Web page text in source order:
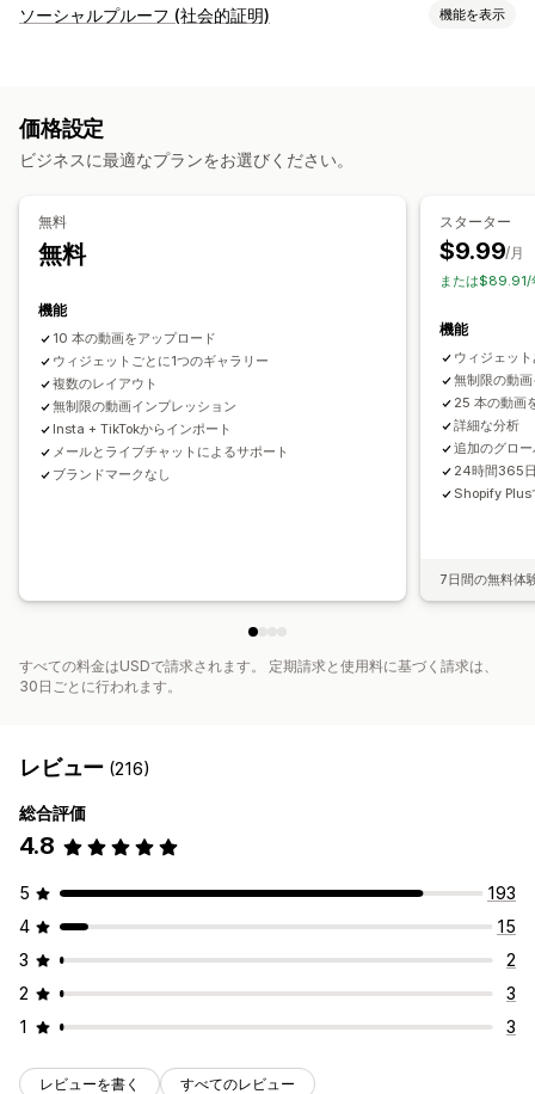
動画管理
カスタマイズ
動画のインポート
動画の背景 動画プレイヤー
ソーシャルプルーフ (社会的証明) 機能を表示
表示オプション
分析
価格設定
ビジネスに最適なプランをお選びください。
無料
無料
機能
10 本の動画をアップロード
ウィジェットごとに1つのギャラリー
複数のレイアウト
無制限の動画インプレッション
Insta + TikTokからインポート
メールとライブチャットによるサポート
ブランドマークなし
スターター
$9.99/月
または$89.91/
機能
ウィジェッ
無制限の動
25 本の動画
詳細な分析
追加のグロ
24時間365
Shopify Plus
7日間の無料体
すべての料金はUSDで請求されます。 定期請求と使用料に基づく請求は、
30日ごとに行われます。
レビュー (216)
総合評価
4.8
5
193
4
15
3
2
2
3
1
3
レビューを書く すべてのレビュー